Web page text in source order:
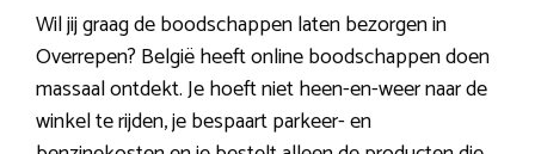
Wil jij graag de boodschappen laten bezorgen in
Overrepen? België heeft online boodschappen doen
massaal ontdekt. Je hoeft niet heen-en-weer naar de
winkel te rijden, je bespaart parkeer- en